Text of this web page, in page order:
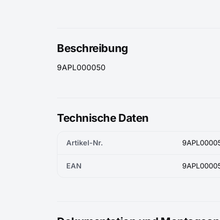
Beschreibung
9APL000050
Technische Daten
Artikel-Nr.
EAN